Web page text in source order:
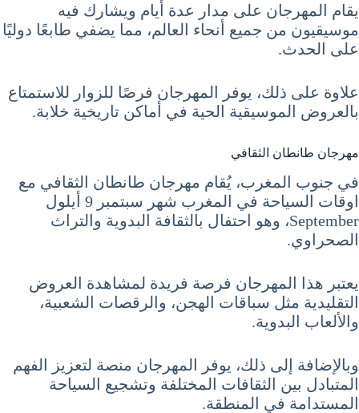
يقام المهرجان على مدار عدة أيام ويشارك فيه
موسيقيون من جميع أنحاء العالم، مما يضفي طابعًا دوليًا
على الحدث.
علاوة على ذلك، يوفر المهرجان فرصًا للزوار للاستمتاع
بالعروض الموسيقية الحية في أماكن تاريخية خلابة.
مهرجان طانطان الثقافي
في جنوب المغرب، يُقام مهرجان طانطان الثقافي مع
اوقات السياحة في المغرب شهر سبتمبر 9 أيلول
September، وهو احتفال بالثقافة البدوية والتراث
الصحراوي.
يعتبر هذا المهرجان فرصة فريدة لمشاهدة العروض
التقليدية مثل سباقات الهجن، والرقصات الشعبية،
والألعاب البدوية.
وبالإضافة إلى ذلك، يوفر المهرجان منصة لتعزيز الفهم
المتبادل بين الثقافات المختلفة وتشجيع السياحة
المستدامة في المنطقة.